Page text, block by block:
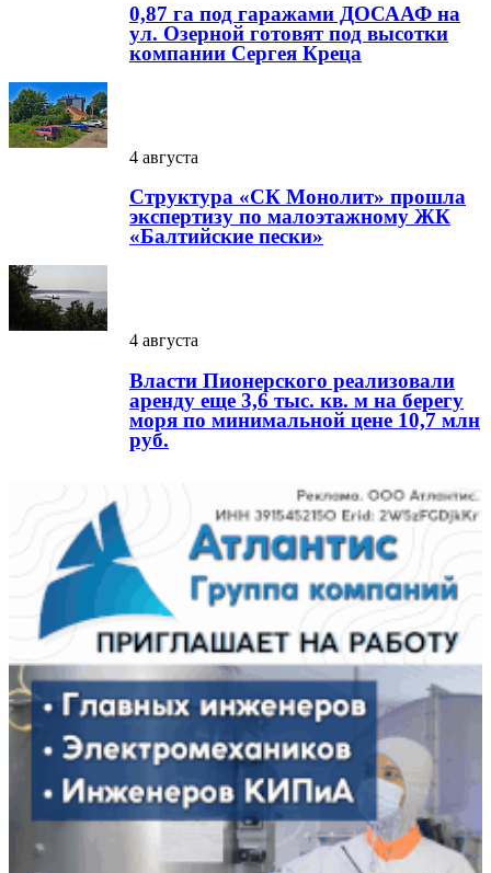
0,87 га под гаражами ДОСААФ на
ул. Озерной готовят под высотки
компании Сергея Креца
4 августа
Структура «СК Монолит» прошла
экспертизу по малоэтажному ЖК
«Балтийские пески»
4 августа
Власти Пионерского реализовали
аренду еще 3,6 тыс. кв. м на берегу
моря по минимальной цене 10,7 млн
руб.